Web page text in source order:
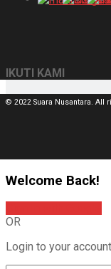
IKUTI KAMI
© 2022 Suara Nusantara. All
Welcome Back!
OR
Login to your